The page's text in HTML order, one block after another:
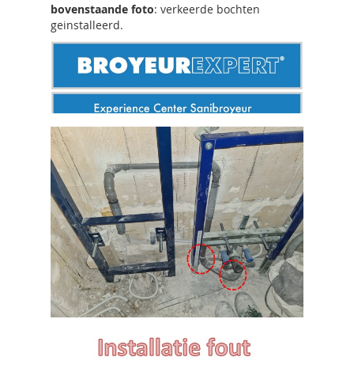
bovenstaande foto: verkeerde bochten
geinstalleerd.